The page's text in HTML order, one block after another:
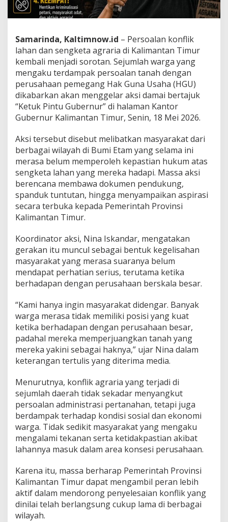
Samarinda, Kaltimnow.id – Persoalan konflik
lahan dan sengketa agraria di Kalimantan Timur
kembali menjadi sorotan. Sejumlah warga yang
mengaku terdampak persoalan tanah dengan
perusahaan pemegang Hak Guna Usaha (HGU)
dikabarkan akan menggelar aksi damai bertajuk
“Ketuk Pintu Gubernur” di halaman Kantor
Gubernur Kalimantan Timur, Senin, 18 Mei 2026.
Aksi tersebut disebut melibatkan masyarakat dari
berbagai wilayah di Bumi Etam yang selama ini
merasa belum memperoleh kepastian hukum atas
sengketa lahan yang mereka hadapi. Massa aksi
berencana membawa dokumen pendukung,
spanduk tuntutan, hingga menyampaikan aspirasi
secara terbuka kepada Pemerintah Provinsi
Kalimantan Timur.
Koordinator aksi, Nina Iskandar, mengatakan
gerakan itu muncul sebagai bentuk kegelisahan
masyarakat yang merasa suaranya belum
mendapat perhatian serius, terutama ketika
berhadapan dengan perusahaan berskala besar.
“Kami hanya ingin masyarakat didengar. Banyak
warga merasa tidak memiliki posisi yang kuat
ketika berhadapan dengan perusahaan besar,
padahal mereka memperjuangkan tanah yang
mereka yakini sebagai haknya,” ujar Nina dalam
keterangan tertulis yang diterima media.
Menurutnya, konflik agraria yang terjadi di
sejumlah daerah tidak sekadar menyangkut
persoalan administrasi pertanahan, tetapi juga
berdampak terhadap kondisi sosial dan ekonomi
warga. Tidak sedikit masyarakat yang mengaku
mengalami tekanan serta ketidakpastian akibat
lahannya masuk dalam area konsesi perusahaan.
Karena itu, massa berharap Pemerintah Provinsi
Kalimantan Timur dapat mengambil peran lebih
aktif dalam mendorong penyelesaian konflik yang
dinilai telah berlangsung cukup lama di berbagai
wilayah.